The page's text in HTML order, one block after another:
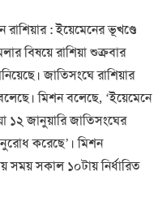
রাশিয়ার : ইয়েমেনের ভূখণ্ডে
বিষয়ে রাশিয়া শুক্রবার
জাতিসংঘে রাশিয়ার
মিশন বলেছে, ‘ইয়েমেনে
১২ জানুয়ারি জাতিসংঘের
করেছে’। মিশন
সময় সকাল ১০টায় নির্ধারিত